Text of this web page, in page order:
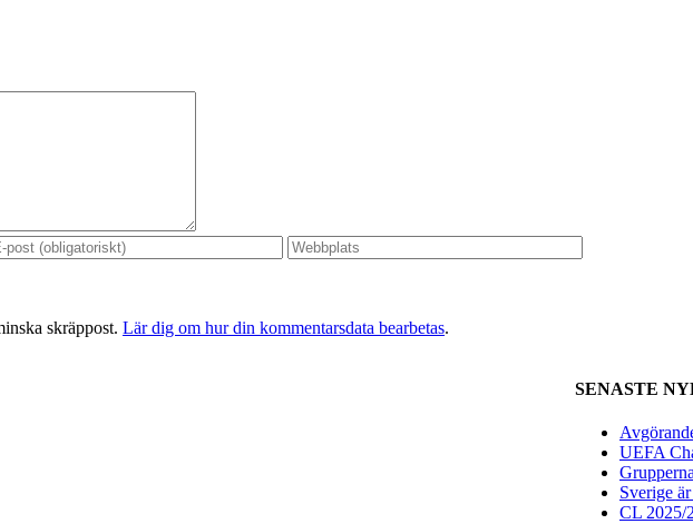
skräppost. Lär dig om hur din kommentarsdata bearbetas.
SENASTE
UEFA
Sverige
CL 2025/